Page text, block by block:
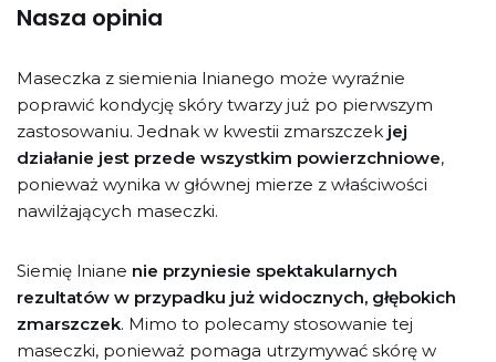
Nasza opinia
Maseczka z siemienia lnianego może wyraźnie
poprawić kondycję skóry twarzy już po pierwszym
zastosowaniu. Jednak w kwestii zmarszczek jej
działanie jest przede wszystkim powierzchniowe,
ponieważ wynika w głównej mierze z właściwości
nawilżających maseczki.
Siemię lniane nie przyniesie spektakularnych
rezultatów w przypadku już widocznych, głębokich
zmarszczek. Mimo to polecamy stosowanie tej
maseczki, ponieważ pomaga utrzymywać skórę w